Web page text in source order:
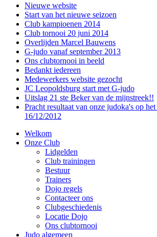
Nieuwe website
Start van het nieuwe seizoen
Club kampioenen 2014
Club tornooi 20 juni 2014
Overlijden Marcel Bauwens
G-judo vanaf september 2013
Ons clubtornooi in beeld
Bedankt iedereen
Medewerkers website gezocht
JC Leopoldsburg start met G-judo
Uitslag 21 ste Beker van de mijnstreek!!
Pracht resultaat van onze judoka's op
16/12/2012
Welkom
Onze Club
Lidgelden
Club trainingen
Bestuur
Trainers
Dojo regels
Contacteer ons
Clubgeschiedenis
Locatie Dojo
Ons clubtornooi
Judo algemeen